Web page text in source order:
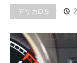
デリカD:5